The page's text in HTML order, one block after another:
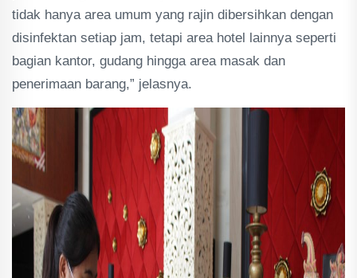
tidak hanya area umum yang rajin dibersihkan dengan
disinfektan setiap jam, tetapi area hotel lainnya seperti
bagian kantor, gudang hingga area masak dan
penerimaan barang,” jelasnya.